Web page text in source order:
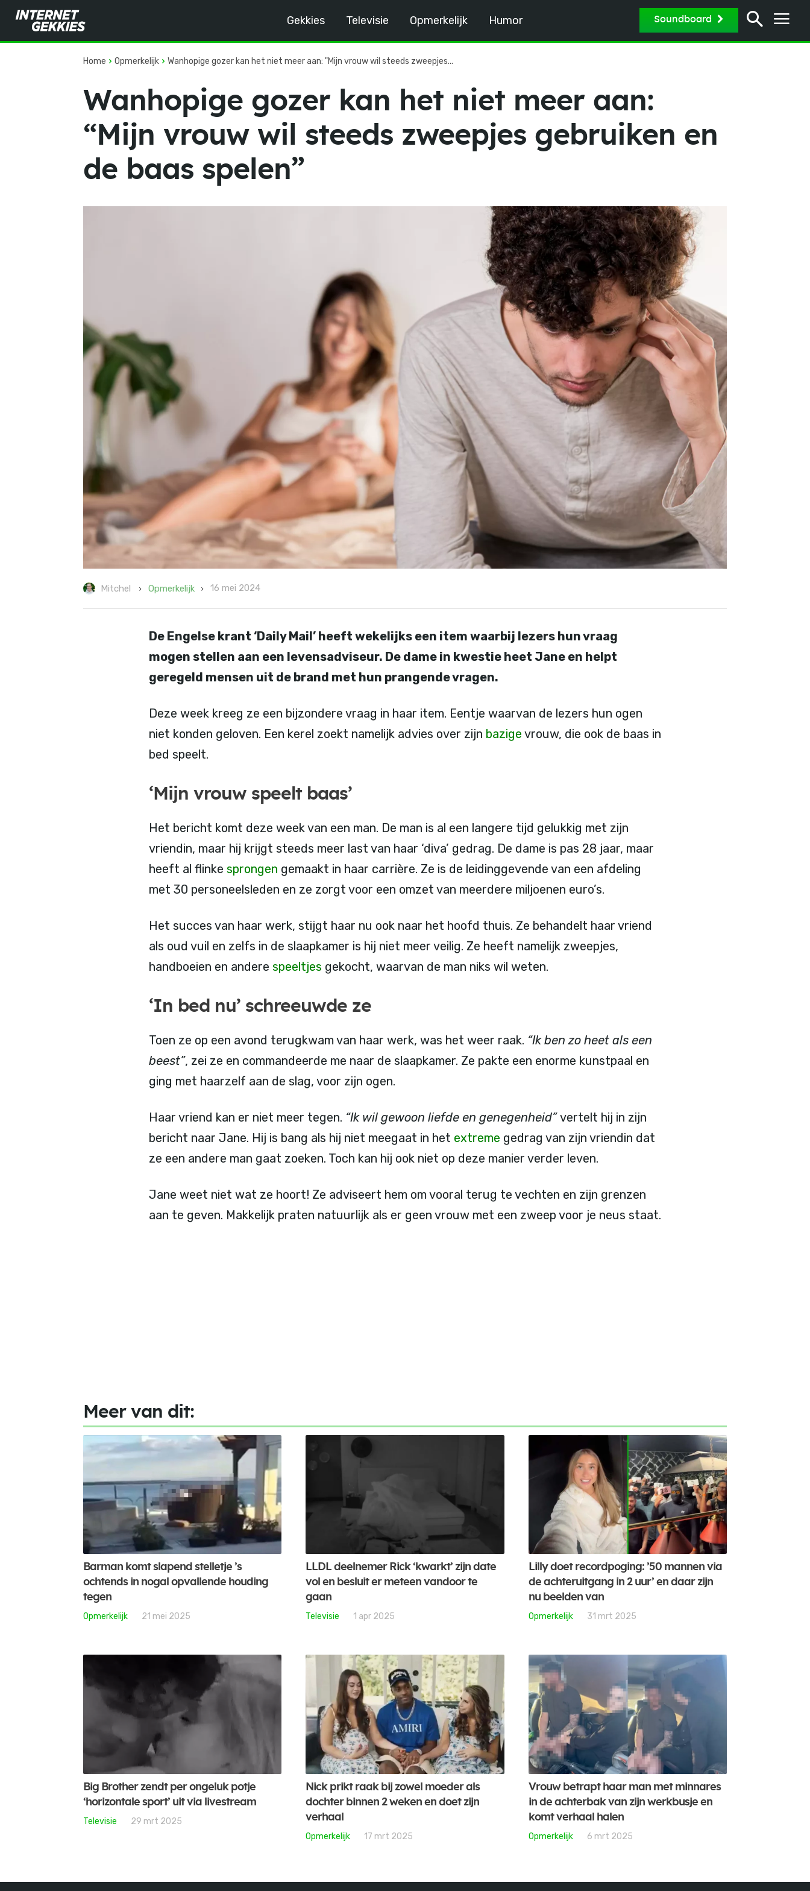
Gekkies Televisie Opmerkelijk Humor Soundboard
Home Opmerkelijk Wanhopige gozer kan het niet meer aan: "Mijn vrouw wil steeds zweepjes...
Wanhopige gozer kan het niet meer aan:
“Mijn vrouw wil steeds zweepjes gebruiken en
de baas spelen”
Mitchel Opmerkelijk 16 mei 2024
De Engelse krant ‘Daily Mail’ heeft wekelijks een item waarbij lezers hun vraag
mogen stellen aan een levensadviseur. De dame in kwestie heet Jane en helpt
geregeld mensen uit de brand met hun prangende vragen.
Deze week kreeg ze een bijzondere vraag in haar item. Eentje waarvan de lezers hun ogen
niet konden geloven. Een kerel zoekt namelijk advies over zijn bazige vrouw, die ook de baas in
bed speelt.
‘Mijn vrouw speelt baas’
Het bericht komt deze week van een man. De man is al een langere tijd gelukkig met zijn
vriendin, maar hij krijgt steeds meer last van haar ‘diva’ gedrag. De dame is pas 28 jaar, maar
heeft al flinke sprongen gemaakt in haar carrière. Ze is de leidinggevende van een afdeling
met 30 personeelsleden en ze zorgt voor een omzet van meerdere miljoenen euro’s.
Het succes van haar werk, stijgt haar nu ook naar het hoofd thuis. Ze behandelt haar vriend
als oud vuil en zelfs in de slaapkamer is hij niet meer veilig. Ze heeft namelijk zweepjes,
handboeien en andere speeltjes gekocht, waarvan de man niks wil weten.
‘In bed nu’ schreeuwde ze
Toen ze op een avond terugkwam van haar werk, was het weer raak. “Ik ben zo heet als een
beest”, zei ze en commandeerde me naar de slaapkamer. Ze pakte een enorme kunstpaal en
ging met haarzelf aan de slag, voor zijn ogen.
Haar vriend kan er niet meer tegen. “Ik wil gewoon liefde en genegenheid”vertelt hij in zijn
bericht naar Jane. Hij is bang als hij niet meegaat in het extreme gedrag van zijn vriendin dat
ze een andere man gaat zoeken. Toch kan hij ook niet op deze manier verder leven.
Jane weet niet wat ze hoort! Ze adviseert hem om vooral terug te vechten en zijn grenzen
aan te geven. Makkelijk praten natuurlijk als er geen vrouw met een zweep voor je neus staat.
Meer van dit:
Barman komt slapend stelletje ’s
ochtends in nogal opvallende houding
tegen
Opmerkelijk 21 mei 2025
LLDL deelnemer Rick ‘kwarkt’ zijn date
vol en besluit er meteen vandoor te
gaan
Televisie 1 apr 2025
Lilly doet recordpoging: ’50 mannen via
de achteruitgang in 2 uur’ en daar zijn
nu beelden van
Opmerkelijk 31 mrt 2025
Big Brother zendt per ongeluk potje
‘horizontale sport’ uit via livestream
Televisie 29 mrt 2025
Nick prikt raak bij zowel moeder als
dochter binnen 2 weken en doet zijn
verhaal
Opmerkelijk 17 mrt 2025
Vrouw betrapt haar man met minnares
in de achterbak van zijn werkbusje en
komt verhaal halen
Opmerkelijk 6 mrt 2025